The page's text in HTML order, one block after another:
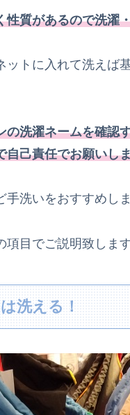
性質があるので洗濯
トに入れて洗えば
の洗濯ネームを確認
自己責任でお願いし
洗いをおすすめしま
目でご説明致します
洗える！